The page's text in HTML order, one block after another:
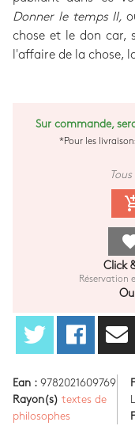
Donner le temps II,
chose et le don car,
l'affaire de la chose,
Sur commande,
*Pour les
Click
Réservation
Ean : 9782021609769
Rayon(s) textes de
philosophes